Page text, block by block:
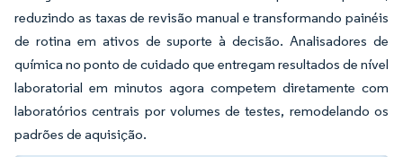
reduzindo as taxas de revisão manual e transformando painéis
de rotina em ativos de suporte à decisão. Analisadores de
química no ponto de cuidado que entregam resultados de nível
laboratorial em minutos agora competem diretamente com
laboratórios centrais por volumes de testes, remodelando os
padrões de aquisição.